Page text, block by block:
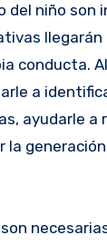
del niño son
llegarán
conducta.
a
ayudarle a
la